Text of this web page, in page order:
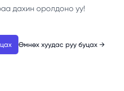
дахин оролдоно уу!
Өмнөх хуудас руу буцах →